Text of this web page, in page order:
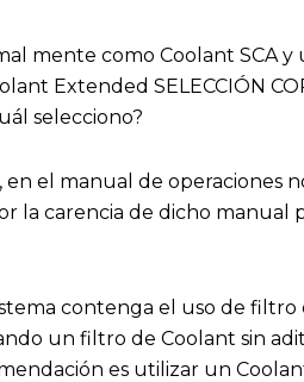
mente como Coolant SCA y
Extended SELECCIÓN
selecciono?
el manual de operaciones
la carencia de dicho manual
contenga el uso de filtro
un filtro de Coolant sin
es utilizar un